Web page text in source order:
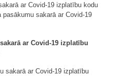
ar Covid-19 izplatību kodu
sakarā ar Covid-19
ar Covid-19 izplatību
sakarā ar Covid-19 izplatību